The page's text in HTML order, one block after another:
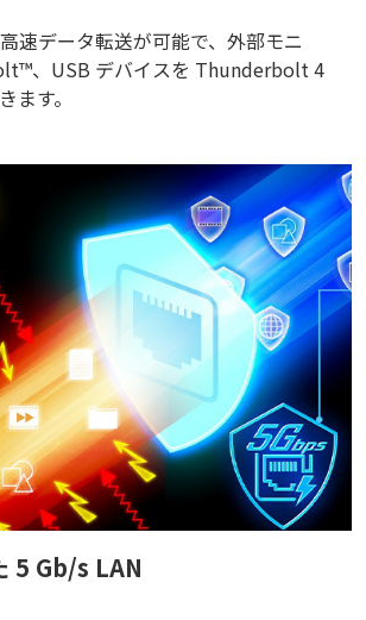
速データ転送が可能で、外部モニ
、USB デバイスを Thunderbolt 4
ます。
5 Gb/s LAN